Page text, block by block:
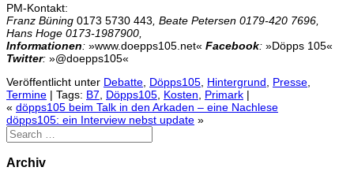
PM-Kontakt:
Franz Büning 0173 5730 443 , Beate Petersen 0179-420 7696,
Hans Hoge 0173-1987900,
Informationen: »www.doepps105.net« Facebook: »Döpps 105«
Twitter: »@doepps105«
Veröffentlicht unter Debatte Döpps105 Hintergrund Presse
Termine | Tags: B7 Döpps105 Kosten Primark |
« döpps105 beim Talk in den Arkaden – eine Nachlese
döpps105: ein Interview nebst update »
Archiv